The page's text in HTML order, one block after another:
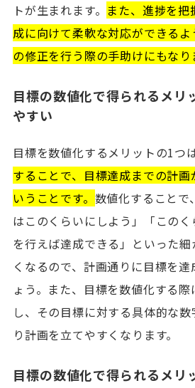
トが生まれます。 また、進捗を
成に向けて柔軟な対応ができる
の修正を行う際の手助けにもなり
目標の数値化で得られるメリ
やすい
目標を数値化するメリットの1つは
することで、目標達成までの計画
いうことです。 数値化することで
はこのくらいにしよう」「この
を行えば達成できる」といった
くなるので、計画通りに目標を
ょう。また、目標を数値化する
し、その目標に対する具体的な
り計画を立てやすくなります。
目標の数値化で得られるメリ